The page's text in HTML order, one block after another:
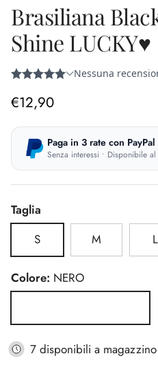
Brasiliana
Shine LUCKY♥️
Prezzo normale
€12,90
Paga in 3 rate con PayPal
Senza interessi • Disponibile
Taglia
S
M L
Colore: NERO
7 disponibili a magazzino